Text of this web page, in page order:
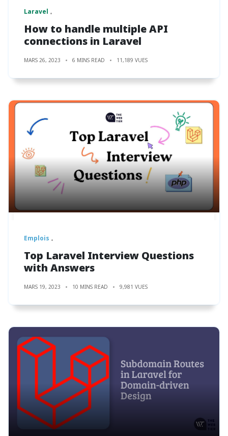
Laravel
How to handle multiple API
connections in Laravel
MARS 26, 2023 6 MINS READ 11,189 VUES
Emplois
Top Laravel Interview Questions
with Answers
MARS 19, 2023 10 MINS READ 9,981 VUES